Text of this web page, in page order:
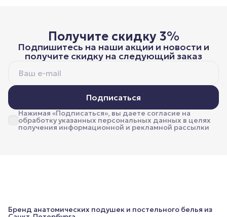
Получите скидку 3%
Подпишитесь на наши акции и новости и
получите скидку на следующий заказ
Подписаться
Нажимая «Подписаться», вы даете согласие на
обработку указанных персональных данных в целях
получения информационной и рекламной рассылки
Бренд анатомических подушек и постельного белья из